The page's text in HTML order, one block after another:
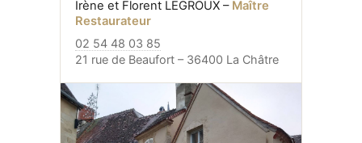
Irène et Florent LEGROUX – Maître
Restaurateur
02 54 48 03 85
21 rue de Beaufort – 36400 La Châtre